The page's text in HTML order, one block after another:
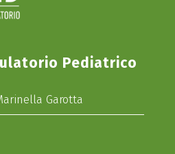
Pediatrico
Garotta